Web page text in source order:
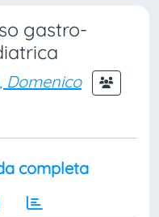
gastro-
Domenico
completa